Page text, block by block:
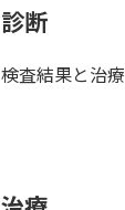
診断
検査結果と治